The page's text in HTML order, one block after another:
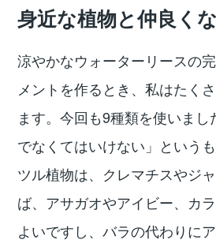
身近な植物と仲良く
涼やかなウォーターリースの
メントを作るとき、私はたく
ます。今回も9種類を使いま
でなくてはいけない」という
ツル植物は、クレマチスやジ
ば、アサガオやアイビー、カ
よいですし、バラの代わりに